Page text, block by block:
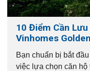
10 Điểm Cần Lưu
Vinhomes
Bạn chuẩn bị bắt
việc lựa chọn căn